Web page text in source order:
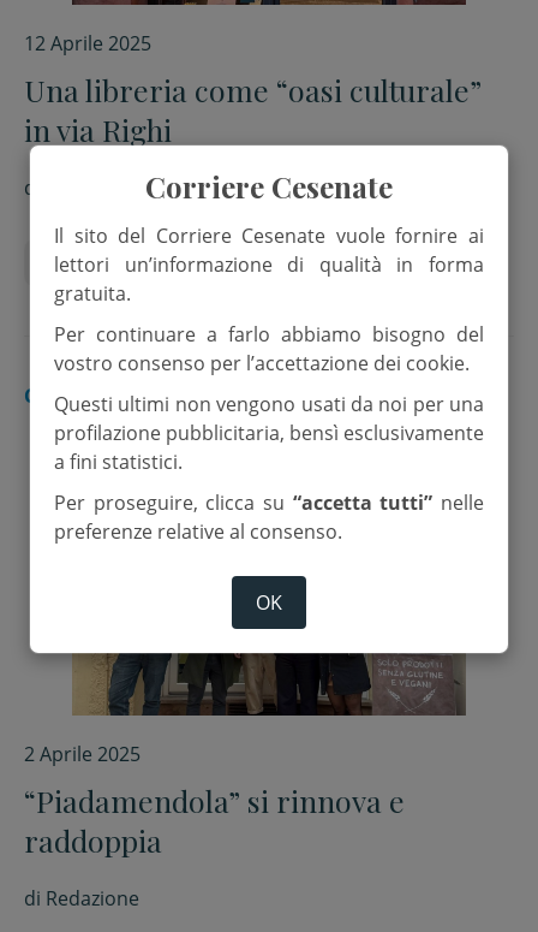
12 Aprile 2025
Una libreria come “oasi culturale”
in via Righi
di Francesca Siroli
attività commerciali
CESENA
2 Aprile 2025
“Piadamendola” si rinnova e
raddoppia
di Redazione
Corriere Cesenate
Il sito del Corriere Cesenate vuole fornire ai
lettori un’informazione di qualità in forma
gratuita.
Per continuare a farlo abbiamo bisogno del
vostro consenso per l’accettazione dei cookie.
Questi ultimi non vengono usati da noi per una
profilazione pubblicitaria, bensì esclusivamente
a fini statistici.
Per proseguire, clicca su “accetta tutti” nelle
preferenze relative al consenso.
OK